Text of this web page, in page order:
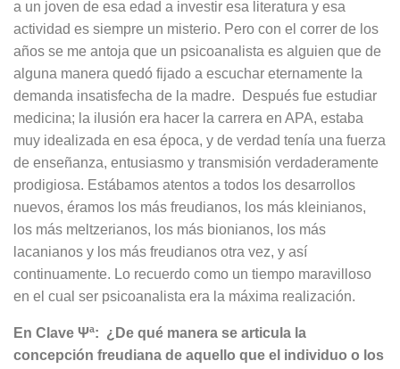
a un joven de esa edad a investir esa literatura y esa
actividad es siempre un misterio. Pero con el correr de los
años se me antoja que un psicoanalista es alguien que de
alguna manera quedó fijado a escuchar eternamente la
demanda insatisfecha de la madre. Después fue estudiar
medicina; la ilusión era hacer la carrera en APA, estaba
muy idealizada en esa época, y de verdad tenía una fuerza
de enseñanza, entusiasmo y transmisión verdaderamente
prodigiosa. Estábamos atentos a todos los desarrollos
nuevos, éramos los más freudianos, los más kleinianos,
los más meltzerianos, los más bionianos, los más
lacanianos y los más freudianos otra vez, y así
continuamente. Lo recuerdo como un tiempo maravilloso
en el cual ser psicoanalista era la máxima realización.
En Clave Ψª: ¿De qué manera se articula la
concepción freudiana de aquello que el individuo o los